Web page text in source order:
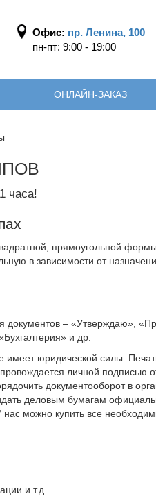
Офис: пр. Ленина, 100
пн-пт: 9:00 - 19:00
ОНЛАЙН-ЗАКАЗ
часа!
прямоугольной
в зависимости от
документов – «Утверждаю»,
и др.
юридической силы.
личной подписью
документооборот в
деловым бумагам
нас можно купить все
и т.д.